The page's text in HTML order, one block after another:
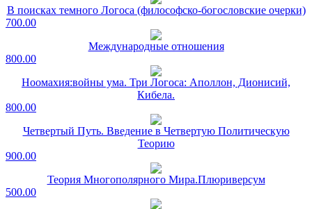
В поисках темного Логоса (философско-богословские очерки)
700.00
Международные отношения
800.00
Ноомахия:войны ума. Три Логоса: Аполлон, Дионисий,
Кибела.
800.00
Четвертый Путь. Введение в Четвертую Политическую
Теорию
900.00
Теория Многополярного Мира.Плюриверсум
500.00